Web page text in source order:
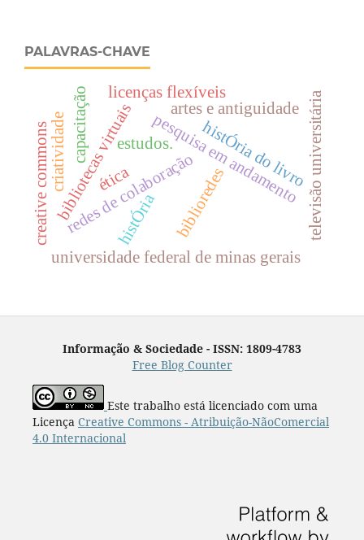
PALAVRAS-CHAVE
redes de colaboraçãopesquisa em andamento
estudos. televisão universitária
universidade federal de minas gerais
bibliotecas virtuais artes e antiguidade
creative commons
licenças flexíveis
criatividade
histÓria biblioredes
capacitação histÓria do livro
ética
Informação & Sociedade - ISSN: 1809-4783
Free Blog Counter
Este trabalho está licenciado com uma
Licença Creative Commons - Atribuição-NãoComercial
4.0 Internacional